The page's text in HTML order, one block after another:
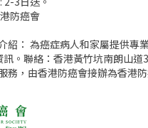
防癌會
紹： 為癌症病人和家屬提供專
。聯絡：香港黃竹坑南朗山
務，由香港防癌會接辦為香港